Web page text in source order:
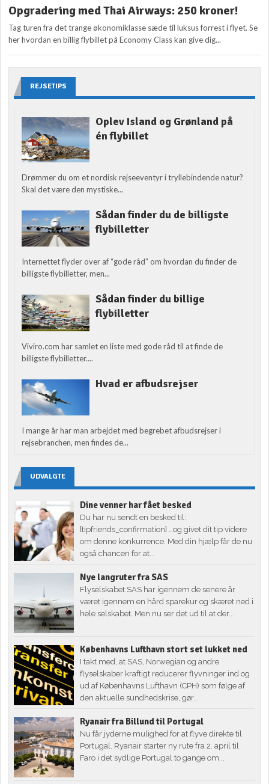
Opgradering med Thai Airways: 250 kroner!
Tag turen fra det trange økonomiklasse sæde til luksus forrest i flyet. Se
her hvordan en billig flybillet på Economy Class kan give dig...
REJSETIPS
Oplev Island og Grønland på
én flybillet
Drømmer du om et nordisk rejseeventyr i tryllebindende natur?
Skal det være den mystiske...
Sådan finder du de billigste
flybilletter
Internettet flyder over af “gode råd” om hvordan du finder de
billigste flybilletter, men...
Sådan finder du billige
flybilletter
Viviro.com har samlet en liste med gode råd til at finde de
billigste flybilletter....
Hvad er afbudsrejser
I mange år har man arbejdet med begrebet afbudsrejser i
rejsebranchen, men findes de...
UDVALGTE
Dine venner har fået besked
Du har nu sendt en besked til:
{tipfriends_confirmation} …og givet dit tip videre
om denne konkurrence. Med din hjælp får de nu
også chancen for at...
Nye langruter fra SAS
Flyselskabet SAS har igennem de senere år
været igennem en hård sparekur og skæret ned i
hele selskabet. Men nu ser det ud til at der...
Københavns Lufthavn stort set lukket ned
I takt med, at SAS, Norwegian og andre
flyselskaber kraftigt reducerer flyvninger ind og
ud af Københavns Lufthavn (CPH) som følge af
den aktuelle sundhedskrise, gør...
Ryanair fra Billund til Portugal
Nu får jyderne mulighed for at flyve direkte til
Portugal. Ryanair starter ny rute fra 2. april til
Faro i det sydlige Portugal to gange om...